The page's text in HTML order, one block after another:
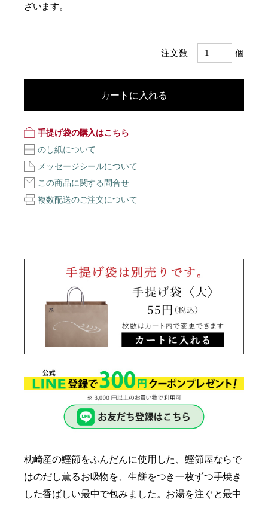
ざいます。
注文数 個
カートに入れる
手提げ袋の購入はこちら
のし紙について
メッセージシールについて
この商品に関する問合せ
複数配送のご注文について
枕崎産の鰹節をふんだんに使用した、鰹節屋ならで
はのだし薫るお吸物を、生餅をつき一枚ずつ手焼き
した香ばしい最中で包みました。お湯を注ぐと最中